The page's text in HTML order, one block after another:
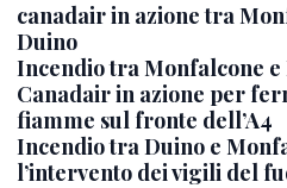
canadair in azione tra
Duino
Incendio tra Monfalcone e
Canadair in azione per
fiamme sul fronte dell’A4
Incendio tra Duino e
l’intervento dei vigili del